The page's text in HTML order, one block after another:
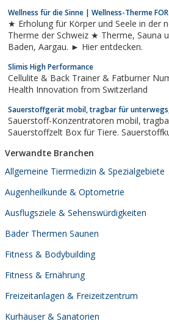
Wellness für die Sinne | Wellness-Therme
★ Erholung für Körper und Seele in der
Therme der Schweiz ★ Therme, Sauna und Spa – neu eröffnet in
Baden, Aargau. ► Hier entdecken.
Slimis High Performance
Cellulite & Back Trainer & Fatburner
Health Innovation from Switzerland
Sauerstoffgerät mobil, tragbar für unterwegs,
Sauerstoff-Konzentratoren mobil, tragbar und stationär.
Sauerstoffzelt Box für Tiere.
Verwandte Branchen
Allgemeine Tiermedizin & Spezialgebiete
Augenheilkunde & Optometrie
Ausflugsziele & Sehenswürdigkeiten
Bäder Thermen Saunen
Fitness & Bodybuilding
Fitness & Ernährung
Freizeitanlagen & Freizeitzentrum
Kurhäuser & Sanatorien